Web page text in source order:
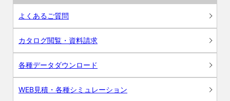
よくあるご質問
カタログ閲覧・資料請求
各種データダウンロード
WEB見積・各種シミュレーション